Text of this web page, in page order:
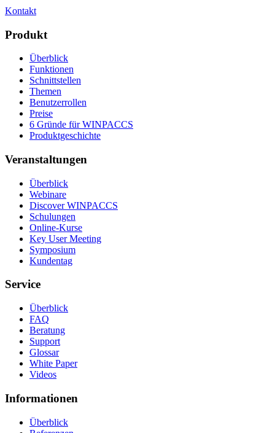
Kontakt
Produkt
Überblick
Funktionen
Schnittstellen
Themen
Benutzerrollen
Preise
6 Gründe für WINPACCS
Produktgeschichte
Veranstaltungen
Überblick
Webinare
Discover WINPACCS
Schulungen
Online-Kurse
Key User Meeting
Symposium
Kundentag
Service
Überblick
FAQ
Beratung
Support
Glossar
White Paper
Videos
Informationen
Überblick